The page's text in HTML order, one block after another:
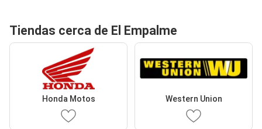
Tiendas cerca de El Empalme
Honda Motos Western Union